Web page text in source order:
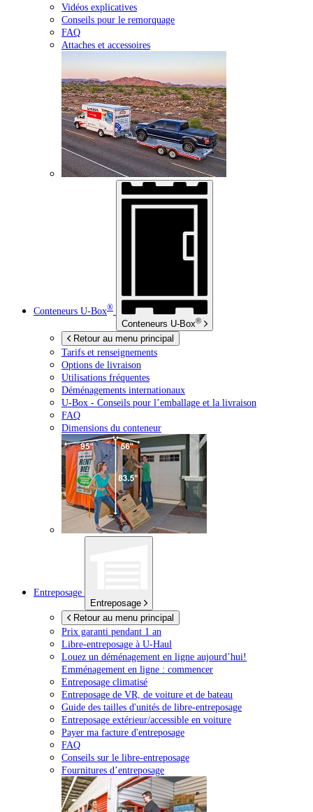
Vidéos explicatives
Conseils pour le remorquage
FAQ
Attaches et accessoires
Conteneurs U-Box®
Conteneurs U-Box®
Retour au menu principal
Tarifs et renseignements
Options de livraison
Utilisations fréquentes
Déménagements internationaux
U-Box - Conseils pour l’emballage et la livraison
FAQ
Dimensions du conteneur
Entreposage
Entreposage
Retour au menu principal
Prix garanti pendant 1 an
Libre-entreposage à U-Haul
Louez un déménagement en ligne aujourd’hui!
Emménagement en ligne : commencer
Entreposage climatisé
Entreposage de VR, de voiture et de bateau
Guide des tailles d'unités de libre-entreposage
Entreposage extérieur/accessible en voiture
Payer ma facture d'entreposage
FAQ
Conseils sur le libre-entreposage
Fournitures d’entreposage